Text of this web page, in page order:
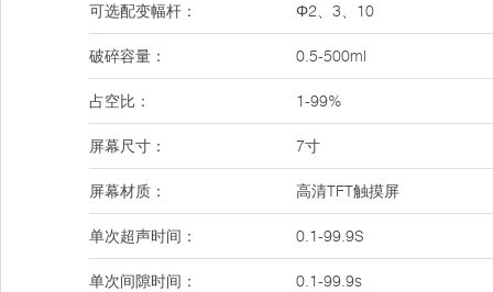
可选配变幅杆： Φ2、3、10
破碎容量： 0.5-500ml
占空比： 1-99%
屏幕尺寸： 7寸
屏幕材质： 高清TFT触摸屏
单次超声时间： 0.1-99.9S
单次间隙时间： 0.1-99.9s